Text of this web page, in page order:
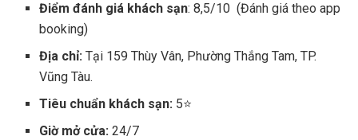
Điểm đánh giá khách sạn: 8,5/10 (Đánh giá theo app
booking)
Địa chỉ:Tại 159 Thùy Vân, Phường Thắng Tam, TP.
Vũng Tàu.
Tiêu chuẩn khách sạn: 5⭐
Giờ mở cửa:24/7